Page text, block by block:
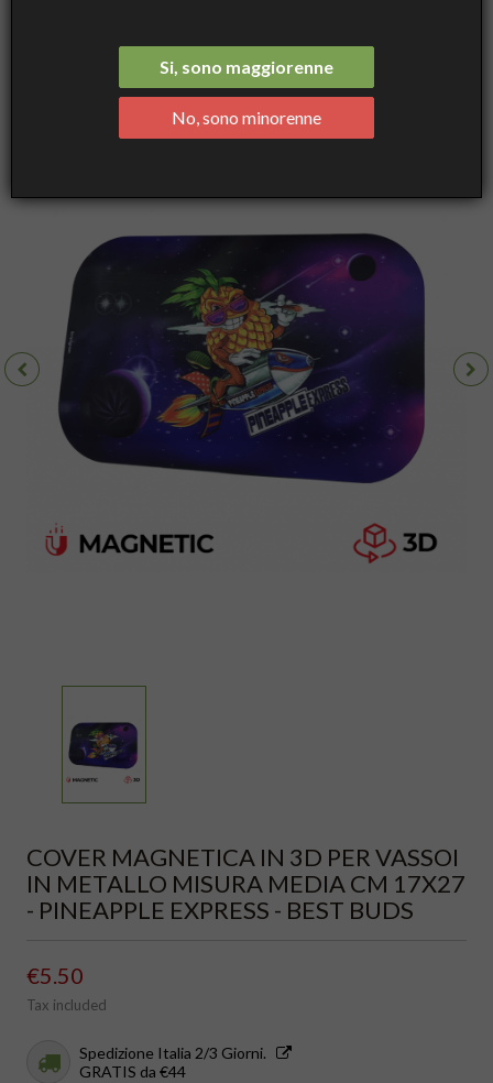
COVER MAGNETICA IN 3D PER VASSOI
IN METALLO MISURA MEDIA CM 17X27
- PINEAPPLE EXPRESS - BEST BUDS
€5.50
Tax included
Spedizione Italia 2/3 Giorni.
GRATIS da €44
Si, sono maggiorenne
No, sono minorenne